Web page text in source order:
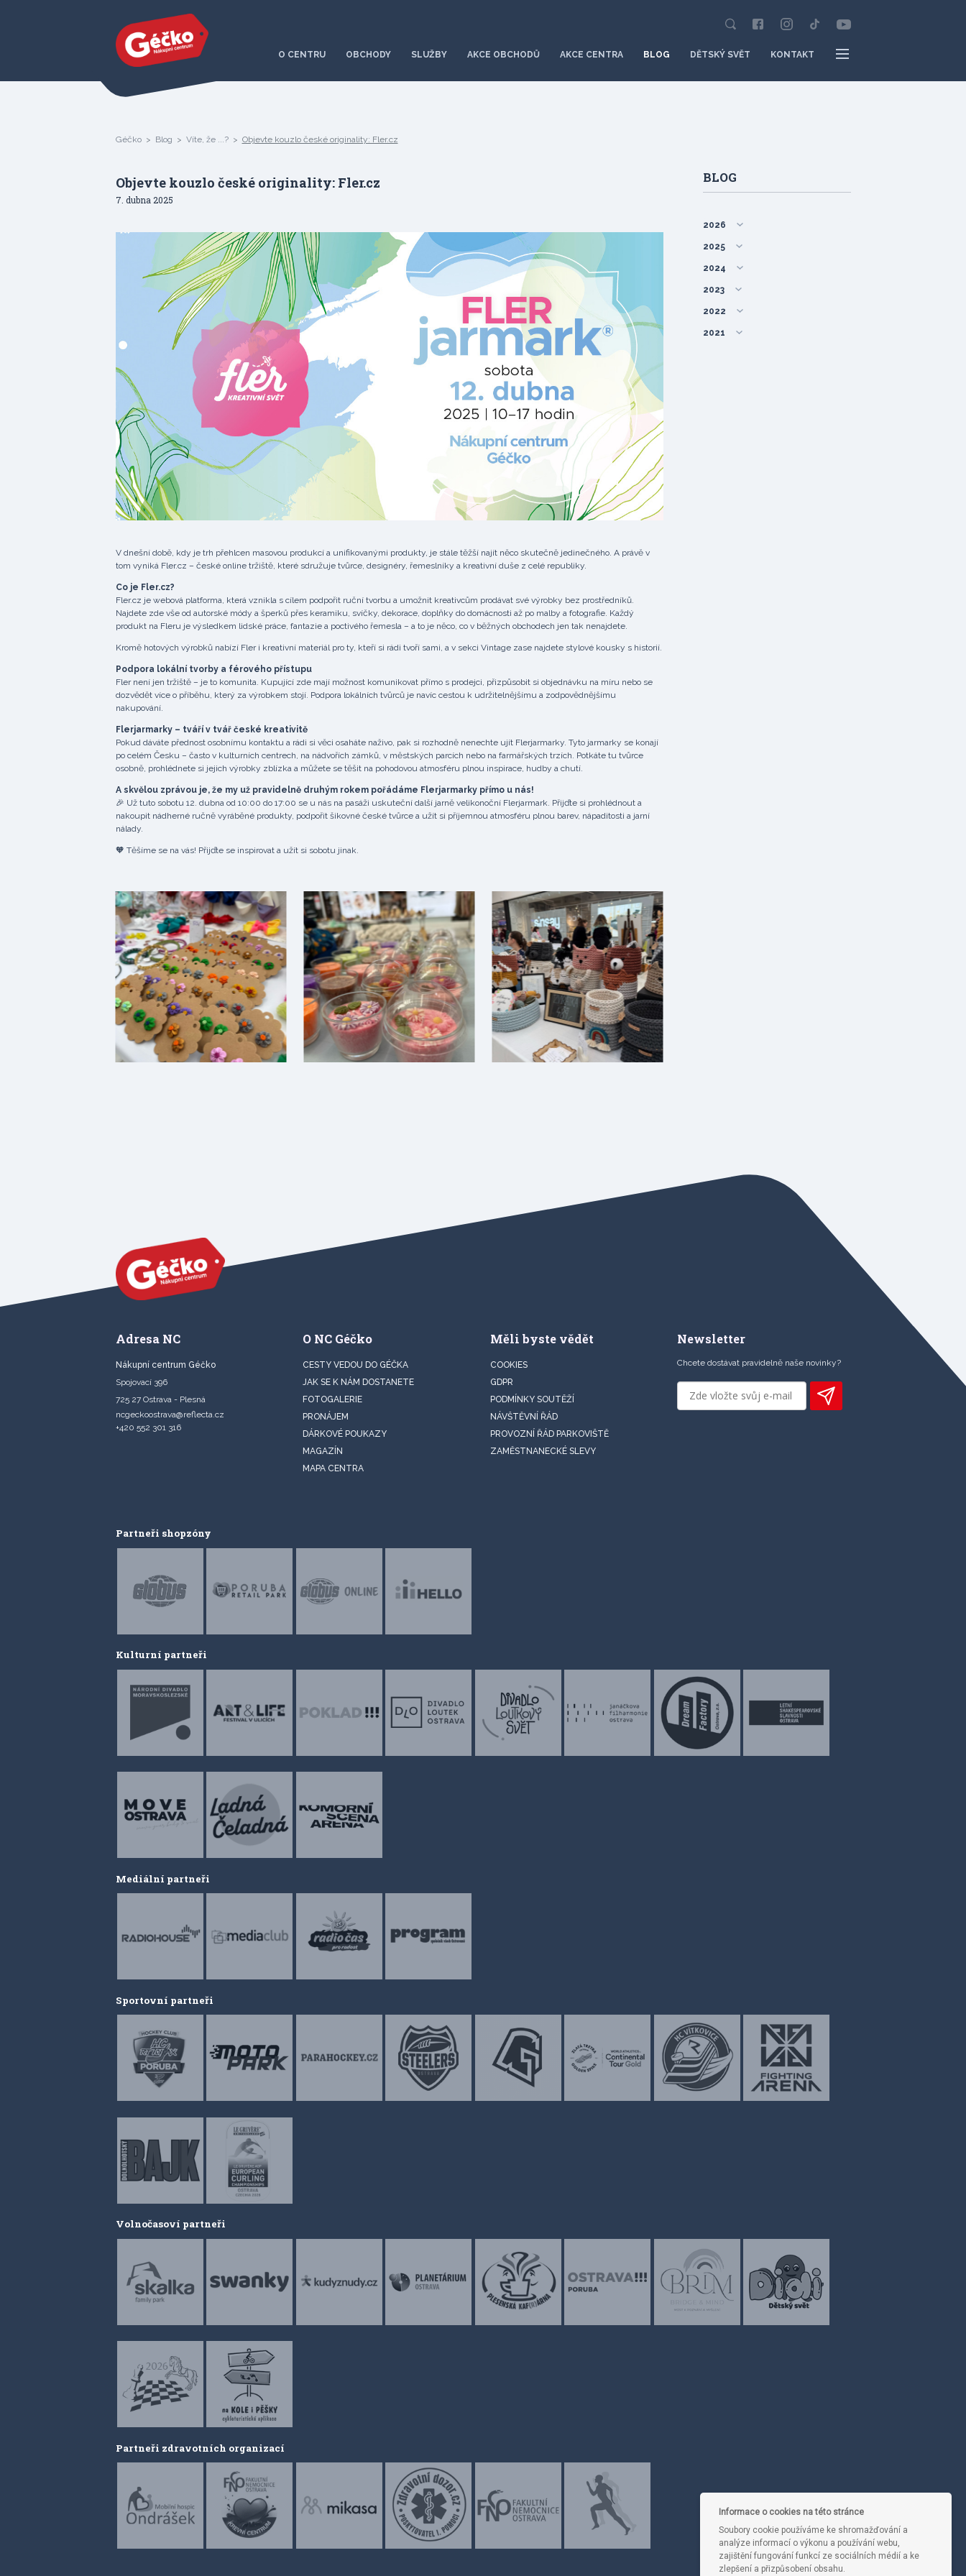
O CENTRU OBCHODY SLUŽBY AKCE OBCHODŮ AKCE CENTRA BLOG DĚTSKÝ SVĚT KONTAKT
Géčko Blog Víte, že ...? Objevte kouzlo české originality: Fler.cz
Objevte kouzlo české originality: Fler.cz
7. dubna 2025
V dnešní době, kdy je trh přehlcen masovou produkcí a unifikovanými produkty, je stále těžší najít něco skutečně jedinečného. A právě v
tom vyniká Fler.cz – české online tržiště, které sdružuje tvůrce, designéry, řemeslníky a kreativní duše z celé republiky.
Co je Fler.cz?
Fler.cz je webová platforma, která vznikla s cílem podpořit ruční tvorbu a umožnit kreativcům prodávat své výrobky bez prostředníků.
Najdete zde vše od autorské módy a šperků přes keramiku, svíčky, dekorace, doplňky do domácnosti až po malby a fotografie. Každý
produkt na Fleru je výsledkem lidské práce, fantazie a poctivého řemesla – a to je něco, co v běžných obchodech jen tak nenajdete.
Kromě hotových výrobků nabízí Fler i kreativní materiál pro ty, kteří si rádi tvoří sami, a v sekci Vintage zase najdete stylové kousky s historií.
Podpora lokální tvorby a férového přístupu
Fler není jen tržiště – je to komunita. Kupující zde mají možnost komunikovat přímo s prodejci, přizpůsobit si objednávku na míru nebo se
dozvědět více o příběhu, který za výrobkem stojí. Podpora lokálních tvůrců je navíc cestou k udržitelnějšímu a zodpovědnějšímu
nakupování.
Flerjarmarky – tváří v tvář české kreativitě
Pokud dáváte přednost osobnímu kontaktu a rádi si věci osaháte naživo, pak si rozhodně nenechte ujít Flerjarmarky. Tyto jarmarky se konají
po celém Česku – často v kulturních centrech, na nádvořích zámků, v městských parcích nebo na farmářských trzích. Potkáte tu tvůrce
osobně, prohlédnete si jejich výrobky zblízka a můžete se těšit na pohodovou atmosféru plnou inspirace, hudby a chutí.
A skvělou zprávou je, že my už pravidelně druhým rokem pořádáme Flerjarmarky přímo u nás!
🎉 Už tuto sobotu 12. dubna od 10:00 do 17:00 se u nás na pasáži uskuteční další jarně velikonoční Flerjarmark. Přijďte si prohlédnout a
nakoupit nádherné ručně vyráběné produkty, podpořit šikovné české tvůrce a užít si příjemnou atmosféru plnou barev, nápaditosti a jarní
nálady.
🧡 Těšíme se na vás! Přijďte se inspirovat a užít si sobotu jinak.
BLOG
2026
2025
2024
2023
2022
2021
Adresa NC
Nákupní centrum Géčko
Spojovací 396
725 27 Ostrava - Plesná
ncgeckoostrava@reflecta.cz
+420 552 301 316
O NC Géčko
CESTY VEDOU DO GÉČKA
JAK SE K NÁM DOSTANETE
FOTOGALERIE
PRONÁJEM
DÁRKOVÉ POUKAZY
MAGAZÍN
MAPA CENTRA
Měli byste vědět
COOKIES
GDPR
PODMÍNKY SOUTĚŽÍ
NÁVŠTĚVNÍ ŘÁD
PROVOZNÍ ŘÁD PARKOVIŠTĚ
ZAMĚSTNANECKÉ SLEVY
Newsletter
Chcete dostávat pravidelně naše novinky?
Partneři shopzóny
Kulturní partneři
Mediální partneři
Sportovní partneři
Volnočasoví partneři
Partneři zdravotních organizací
Informace o cookies na této stránce
Soubory cookie používáme ke shromažďování a
analýze informací o výkonu a používání webu,
zajištění fungování funkcí ze sociálních médií a ke
zlepšení a přizpůsobení obsahu.